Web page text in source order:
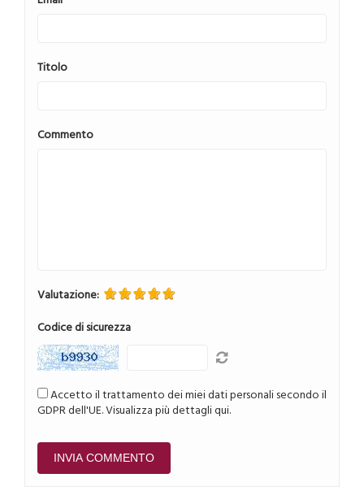
Titolo
Commento
Valutazione:
Codice di sicurezza
Accetto il trattamento dei miei dati personali secondo il
GDPR dell'UE.Visualizza più dettagli qui.